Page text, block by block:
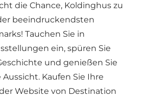
die Chance, Koldinghus zu
beeindruckendsten
Tauchen Sie in
ein, spüren Sie
und genießen Sie
Kaufen Sie Ihre
Website von Destination